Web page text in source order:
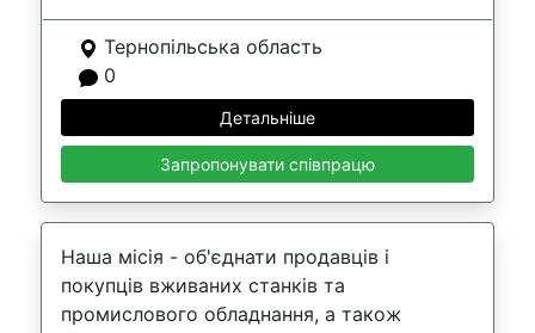
Тернопільська область
0
Детальніше
Запропонувати співпрацю
Наша місія - об'єднати продавців і
покупців вживаних станків та
промислового обладнання, а також